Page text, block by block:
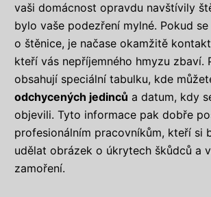
vaši domácnost opravdu navštívily
bylo vaše podezření mylné. Pokud
o štěnice, je načase okamžitě
kteří vás nepříjemného hmyzu zbaví.
obsahují speciální tabulku, kde
odchycených jedinců a datum, kdy
objevili. Tyto informace pak dobře
profesionálním pracovníkům, kteří si
udělat obrázek o úkrytech škůdců a
zamoření.